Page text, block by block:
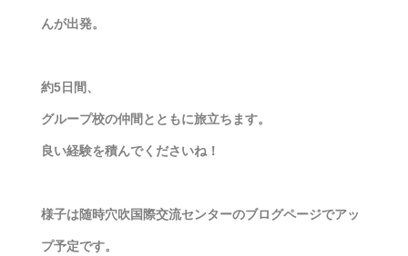
んが出発。
約5日間、
グループ校の仲間とともに旅立ちます。
良い経験を積んでくださいね！
様子は随時穴吹国際交流センターのブログページでアッ
プ予定です。